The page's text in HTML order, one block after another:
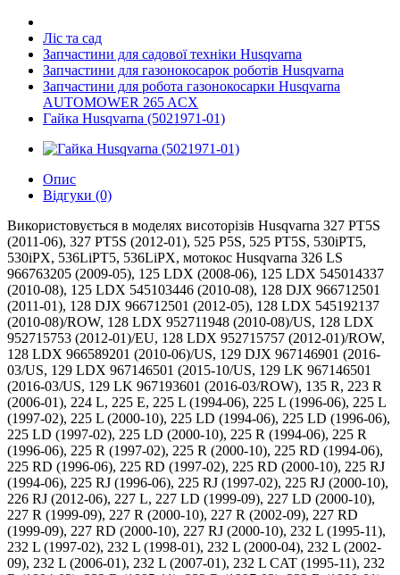
Ліс та сад
Запчастини для садової техніки Husqvarna
Запчастини для газонокосарок роботів Husqvarna
Запчастини для робота газонокосарки Husqvarna
AUTOMOWER 265 ACX
Гайка Husqvarna (5021971-01)
Опис
Відгуки (0)
Використовується в моделях висоторізів Husqvarna 327 PT5S (2011-06), 327 PT5S (2012-01), 525 P5S, 525 PT5S, 530iPT5, 530iPX, 536LiPT5, 536LiPX, мотокос Husqvarna 326 LS 966763205 (2009-05), 125 LDX (2008-06), 125 LDX 545014337 (2010-08), 125 LDX 545103446 (2010-08), 128 DJX 966712501 (2011-01), 128 DJX 966712501 (2012-05), 128 LDX 545192137 (2010-08)/ROW, 128 LDX 952711948 (2010-08)/US, 128 LDX 952715753 (2012-01)/EU, 128 LDX 952715757 (2012-01)/ROW, 128 LDX 966589201 (2010-06)/US, 129 DJX 967146901 (2016-03/US, 129 LDX 967146501 (2015-10/US, 129 LK 967146501 (2016-03/US, 129 LK 967193601 (2016-03/ROW), 135 R, 223 R (2006-01), 224 L, 225 E, 225 L (1994-06), 225 L (1996-06), 225 L (1997-02), 225 L (2000-10), 225 LD (1994-06), 225 LD (1996-06), 225 LD (1997-02), 225 LD (2000-10), 225 R (1994-06), 225 R (1996-06), 225 R (1997-02), 225 R (2000-10), 225 RD (1994-06), 225 RD (1996-06), 225 RD (1997-02), 225 RD (2000-10), 225 RJ (1994-06), 225 RJ (1996-06), 225 RJ (1997-02), 225 RJ (2000-10), 226 RJ (2012-06), 227 L, 227 LD (1999-09), 227 LD (2000-10), 227 R (1999-09), 227 R (2000-10), 227 R (2002-09), 227 RD (1999-09), 227 RD (2000-10), 227 RJ (2000-10), 232 L (1995-11), 232 L (1997-02), 232 L (1998-01), 232 L (2000-04), 232 L (2002-09), 232 L (2006-01), 232 L (2007-01), 232 L CAT (1995-11), 232 R (1994-02), 232 R (1995-11), 232 R (1997-02), 232 R (1998-01), 232 R (2000-04), 232 R (2002-09), 232 R (2006-01), 232 R (2006-04), 232 R (from 2014-12), 232 R Cat (1995-11), 232 RD (1998-01), 232 RD (2000-04), 232 RJ (2000-04), 233 RJ (2009-01), 233 RJ (2011-07), 233 RJ (2014-01), 235 FR (2007-01), 235 FR (2009-05), 235 R (1991-12), 235 R (1993-02), 235 R (1994-02), 235 R (1995-11), 235 R (1997-02), 235 R (1998-01), 235 R (2000-04), 235 R (2002-09), 235 R (2006-01), 235 R (2006-04), 235 R (2007-01), 235 R (from 2014-12), 235 R Cat (1995-11), 235 RII (2002-09), 235 RII (2006-01), 235 RII (2006-04), 235 Rll (from 2014-12), 240 (2001-01), 240 Epa (2001-01/ US), 240 F, 240 L (1998-11), 240 L (2000-04), 240 R (1994-04), 240 R (1996-06), 240 R (1998-10), 240 R (2002-08), 240 R (2005-09), 240 R Epa (2002-08), 240 RBD (1995-01), 240 RBD (1997-02), 240 RBD (2000-10), 240 RJ (2000-04), 240 RJ (2002-09), 241 R (2007-11), 241 RJ, 241 RJ (2007-11), 243 RJ (2009-03), 243 RJ (2011-08), 243 RJ (2012-03), 245 (2001-01), 245 Epa (2001-01/ US), 245 R (1994-04), 245 R (1996-06), 245 R (1998-10), 245 R (2002-08), 245 R Epa (2002-08), 245 RX (1994-04), 245 RX (1996-06), 245 RX (1998-10), 245 RX (2002-08), 245 RX Epa (2002-08), 250 R (1994-10), 250 R (1995-10), 250 R (1997-08), 250 R (1999-04), 250 R (2001-05), 250 R (2002-08), 250 R (from 2014-12), 250 R Epa (2001-05), 250 R Epa (2002-08), 250 RX (1994-10), 250 RX (1995-10), 250 RX (1997-08), 252 RX (1997-08), 252 RX (1999-04), 252 RX (2001-05), 252 RX (2002-08), 252 RX (from 2014-12), 252 RX Epa (2001-05), 252 RX Epa (2002-08), 253 RB (2010-03), 253 RJ (2009-04), 253 RJ (2011-08), 322 C, 322 E (1999-10), 322 E (2001-01), 322 L (1999-03), 322 L (2000-01), 322 L (2002-01), 322 R (1999-03), 322 R (2000-05), 322 R (2001-02), 322 T (2000-05), 322 T (2001-02), 323 C (2002-01), 323 C (2005-05), 323 C (2008-03), 323 E, 323 Ex, 323 L (2005-05), 323 L (2006-04), 323 L (2007-01), 323 L (2008-03), 323 LD (2002-01), 323 LD (2005-05), 323 LD (2005-05) V2, 323 R (2002-01), 323 R (2004-03), 323 R (2005-05), 323 R (2006-04), 323 R (2007-01), 323 R (c 2014-12), 323 RII (2008-03), 323 RII (2009/ 2010), 323 RII (, 323 RJ (2002-01), 323 RJ (2005-05), 324 L, 324 LDx, 324 LX, 324 RX, 325 CX (2002-01), 325 CX (2002-01) V2, 325 CX (2005-05) V2, 325 E X-Series (1999-10), 325 E X-Series (2001-01), 325 E X-Series (2002-03), 325 L, 325 LDx (2002-01), 325 LDx (2005-05), 325 LDx (2008-03), 325 Lx (1999-03), 325 Lx (2000-01), 325 Lx (2002-01), 325 Lx (2005-05), 325 Lx (2005-05) V2, 325 Lx (2008-03), 325 LXT, 325 RDX (2002-01), 325 RDX (2005-05), 325 RJ X-Series (2000-01), 325 RJX (2002-01), 325 RJX (2005-05), 325 RJX (2008-03), 325 RX (1999-03), 325 RX (2000-05), 325 RX (2001-02), 325 RX (2002-01), 325 RX (2005-05), 325 RX (2008-03), 325 RXT (2002-01), 325 TX (2000-05), 325 TX (2001-02), 326 C (2001-03), 326 C (2002-02), 326 C (2002-08), 326 C (2004-03), 326 C (2006-04), 326 CX, 326 E X-Series (2001-03), 326 E X-Series (2002-02), 326 E X-Series (2014-12), 326 L (2001-03), 326 L (2002-02), 326 L (2002-08), 326 L (2004-03), 326 L (2006-04), 326 LDx (2002-08), 326 LDx (2004-03), 326 LDx (2006-04), 326 LDx (2007-01), 326 LDx (2009-05), 326 LS 966763205 (2007-01), 326 Lx (2002-08), 326 Lx (2004-03), 326 Lx (2006-04), 326 Lx (2007-01), 326 LX (2009-05), 326 R X-Series (2001-03), 326 R X-Series (2002-02), 326 RJX (2004-03), 326 RJX (2006-04), 326 RJX (2007-01), 326 RJX (c 2009-05), 326 RX (2002-08), 326 RX (2004-03), 326 RX (2006-04), 326 RX (2007-01), 326 RX (, 326L X-Series (2001-03), 326L X-Series (2002-02), 327 RDX (2008-03), 327 RJX (2008-03), 327 RJX (c 2012-01), 327 RX (2008-03), 327 RX (2009/ 2010), 327 RX (, 333 R (2005-06), 333 R (2006-10), 333 R (2007-01), 333 R (2008/ 2009/ 2010), 333 R (c 2014-12), 333 RJ (2006-10), 333 RJ (2007-01), 333 RJ (2008/ 2009/ 2010), 333 RJ (c 2014-12), 335 FR, 335 LS (2007-01), 335 LS (2008/2009/2010), 335 LS (2014-12), 335 LX (2006-10), 335 LX (2007-01), 335 LX (2008/2009/2010), 335 LX (2014-12), 335 R X-Series (2005-06), 335 RJX (2006-10), 335 RJX (2007-01), 335 RJX (2008/ 2009/ 2010), 335 RJX (c 2014-12), 335 RX (2006-10), 335 RX (2007-01), 335 RX (2008/2009/2010), 335 RX (c 2014-12), 336 FR, 336 FRD/336 RK, 343, 343 F (2003-05), 343 F (2004-08), 343 F (2006-10), 343 F (2008-05), 343 F (2010-09), 343 F (2011-02), 343 FR (2008-05), 343 FR (2010-09), 343 FR (c 2014-12), 343 FRM (2008-05), 343 R (2003-05), 343 R (2004-08), 343 R (2006-10), 343 R (2010-09), 343 R (2014-12), 345 FR, 345 FX (2003-05), 345 FX (2004-08), 345 FX (2006-10), 345 FX (2008-05), 345 FX (2010-09), 345 FX (2011-02), 345 FXT (2003-05), 345 FXT (2004-08), 345 FXT (2006-10), 345 FXT (2008-05), 345 FXT (2010-09), 345 FXT (2011-02), 345 R (2003-05), 345 R (2008-05), 345 RX (2004-08), 345 RX (2006-10), 345 RX (2008-05), 345 RX (2010-09), 345 RX (2014-12), 355 FRM (2008-07), 355 FRM (2011-01), 355 FX (2007-08), 355 FX (2008-07), 355 FX (2014-12), 355 FXT (2007-08), 355 FXT (2008-07), 355 RX (2007-08), 355 RX (2008-07), 355 RX (2014-12), 426 LST (2010-01), 430 LS (2010-01), 520iLX, 520iRX, 522 L (2015-10), 524 L, 524 LK, 524 R, 525 ES, 525 L, 525 LK, 525 LS, 525 LST, 525 RJD, 525 RJX, 525 RK, 525 RS, 525 RX, 525 RXT, 535 FBX, 535 LK, 535 LS, 535 RJ, 535 RX, 535 RXT, 536 LiL, 536 LiLX, 536 LiR, 536 LiRX, 543 RBK (2013-02), 543 RBK (2018-06), 543 RBX (2013-02), 543 RBX (2018-06), 543 RS (2011-08), 545 FR, 545 FX, 545 FX AT, 545 FXT, 545 FXT AT, 545 RX, 545 RXT, 545 RXT AT, 553 RBX (2012-08), 553 RBX (2018-02), 553 RBX (2018-06), 555 FRM, 555 FX, 555 FXT, 555 RXT, мотокос Jonsered FC2255 W (2011-01), BC2125 (2003-03), BC2125 (2004-01), BC2125 (2005-01), BC2125 (2008-09), BC2145 (2004-08), BC2145 (2006-01), BC2145 (2006-10), BC2145 (2008-05), BC2145 (2010-09), BC2145 (2014-12), BC2235, BC2236 (2007-01), BC2236 (2008-09), BC2236 (2010-11), BC2236 (2014-12), BC2255 (2007-08), BC2255 (2008-07), BC2255 (2011-01), BC2256, BP2040 (2000-10), BP2040 C (2000-02), BP40 (1995-02), BP40 (1996-03), CC2036 (2008-08), CC2126 (2010-08) EU, CC2128 (952715764) 2010-08/EU, CC2145 (2008-05), CC2145 (2010-09), CC2145 (2014-12), CC2235, CC2236 (2008-09), CC2236 (2010-11), CC2236 (2014-12), CC2245, FC2145 (2004-08), FC2145 (2006-01), FC2145 (2006-10), FC2145 (2008-05), FC2145 (2010-09), FC2145 (2011-02), FC2145 S (2004-08), FC2145 S (2006-01), FC2145 S (2006-10), FC2145 S (2008-05), FC2145 W (2006-01), FC2145 W (2006-10), FC2145 W (2008-05), FC2245, FC2245 W, FC2255 (2007-08), FC2255 (2008-07), FC2255 (2011-01), FC2255 (2019-07), FC2255 W (2007-08), FC2255 W (2008-07), FC2256, FC2256W, GC2043, GC2053, GC2125 C/2005-01, GC2125/2003-03, GC2125/2004-01, GC2125/2005-01, GC2125/2008-09, GC2128 C/952711958/2010-06/CAN, GC2128 C/952715762/2011-04/EU, GC2225, GC2225 C, GC2236 (2007-01), GC2236 (2010-11), GC2236 (2011-02), GC2236 (2014-12), GR2026 (1997-02), GR2026 (2000-10), GR2026 (2002-08), GR2032 (1998-02 ), GR2032 (2000-10), GR2032 (2002-08 ), GR2032 (2006-10), GR2036 (1998-02), GR2036 (2000-10), GR2036 (2002-08), GR2036 (2014-12), GR2126 D/2002-01, GR2126 L/2002-01, GR26 (1994-11), GR26 (1996-01), GR26 (1997-02), GR32 (1994-02), GR32 (1995-01), GR32 (1996-06), GR36 (1993-03), GR36 (1994-02), GR36 (1995-01), GR36 (1996-06), GR41 (1994-03), GR41 (1995-01), GR41 (1996-10), GR41 (1998-06), GR41 (2001-03), GR41 EPA (2002-08), GR41 EPA (2006-01), GR44 (1994-03), GR50 (1994-03), GR50 (1995-01), GR50 (1996-10), GR50 (1998-06), GR50 (2001-03), GR50 (2002-08), GR50 (2006-01), GR50 EPA (2001-03), GR50 EPA (2002-08), GR50 EPA (2006-01), GT2125 L/2002-01, GT2125/2003-03, GT2125/2004-01, GT2125/2005-01, MC2255 (2008-07), MC2255 (2011-01), MC2256, RS44 (1994-03), RS44 (1995-01), RS44 (1996-10), RS44 (1998-06), RS44 (2001-03), RS44 (2002-08), RS44 (2014-12), RS44 EPA (2001-03), RS44 EPA (2002-08), RS44 EPA (2006-01), RS51 (1994-06), RS51 (1995-03), RS51 (1996-03), RS51 (1998-03), RS52 (1999-04), RS52 (2001-05), RS52 (2002-08), RS52 (2006-07), RS52 (2014-12), RS52 EPA (2001-05), RS52 EPA (2002-08), кущорізів Husqvarna 1325 HE4 X-SERIES (2005-02), 323 HE3 (2005-02), 323 HE3 (2005-09), 323 HE3 (2005-10), 323 HE3 (2007-01), 323 HE3 (2009-03), 324 HDA55 X-SERIES (2004-05), 324 HDA55 X-SERIES (2005-09), 325 HDA55 X-SERIES (2001-01), 325 HDA55 X-SERIES (2001-05), 325 HDA55 X-SERIES (2004-01), 325 HDA55 X-SERIES (2005-02), 325 HDA55 X-SERIES (2005-09), 325 HDA55 X-SERIES (2005-10), 325 HDA65 X-SERIES (2007-01), 325 HDA65 X-SERIES (2009-03), 325 HE3 X-SERIES (2001-01), 325 HE3 X-SERIES (2001-05), 325 HE3 X-SERIES (2005-02), 325 HE3 X-SERIES (2005-10), 325 HE3 X-SERIES (2007-01), 325 HE3 X-SERIES (2009-03), 325 HE3 966787601 (2015), 325 HE4 X-SERIES (2001-01), 325 HE4 X-SERIES (2001-